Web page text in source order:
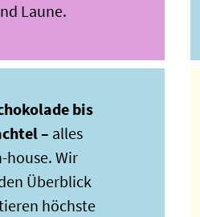
Laune.
bis
– alles
house. Wir
Überblick
höchste